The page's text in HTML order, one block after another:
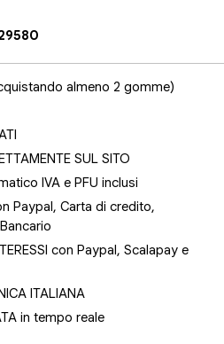
almeno 2 gomme)
SUL SITO
IVA e PFU inclusi
Paypal, Carta di credito,
con Paypal, Scalapay e
ITALIANA
in tempo reale